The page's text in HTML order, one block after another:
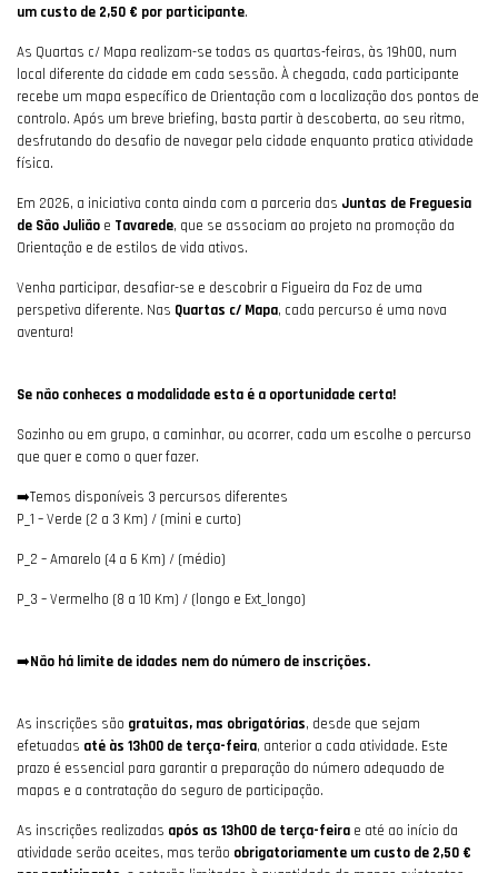
um custo de 2,50 € por participante.
As Quartas c/ Mapa realizam-se todas as quartas-feiras, às 19h00, num
local diferente da cidade em cada sessão. À chegada, cada participante
recebe um mapa específico de Orientação com a localização dos pontos de
controlo. Após um breve briefing, basta partir à descoberta, ao seu ritmo,
desfrutando do desafio de navegar pela cidade enquanto pratica atividade
física.
Em 2026, a iniciativa conta ainda com a parceria das Juntas de Freguesia
de São Julião e Tavarede, que se associam ao projeto na promoção da
Orientação e de estilos de vida ativos.
Venha participar, desafiar-se e descobrir a Figueira da Foz de uma
perspetiva diferente. Nas Quartas c/ Mapa, cada percurso é uma nova
aventura!
Se não conheces a modalidade esta é a oportunidade certa!
Sozinho ou em grupo, a caminhar, ou acorrer, cada um escolhe o percurso
que quer e como o quer fazer.
➡️Temos disponíveis 3 percursos diferentes
P_1 – Verde (2 a 3 Km) / (mini e curto)
P_2 – Amarelo (4 a 6 Km) / (médio)
P_3 – Vermelho (8 a 10 Km) / (longo e Ext_longo)
➡️Não há limite de idades nem do número de inscrições.
As inscrições são gratuitas, mas obrigatórias, desde que sejam
efetuadas até às 13h00 de terça-feira, anterior a cada atividade. Este
prazo é essencial para garantir a preparação do número adequado de
mapas e a contratação do seguro de participação.
As inscrições realizadas após as 13h00 de terça-feira e até ao início da
atividade serão aceites, mas terão obrigatoriamente um custo de 2,50 €